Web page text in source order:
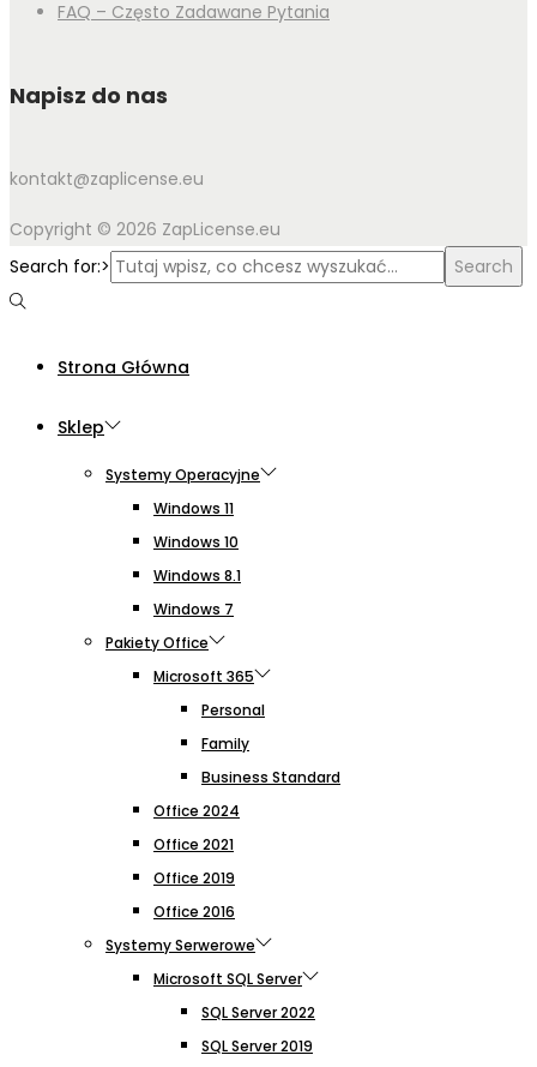
FAQ – Często Zadawane Pytania
Napisz do nas
kontakt@zaplicense.eu
Copyright © 2026 ZapLicense.eu
Search for:>
Search
Strona Główna
Sklep
Systemy Operacyjne
Windows 11
Windows 10
Windows 8.1
Windows 7
Pakiety Office
Microsoft 365
Personal
Family
Business Standard
Office 2024
Office 2021
Office 2019
Office 2016
Systemy Serwerowe
Microsoft SQL Server
SQL Server 2022
SQL Server 2019